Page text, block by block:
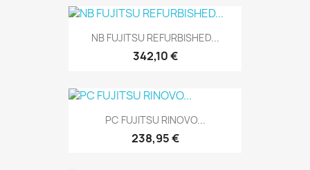
NB FUJITSU REFURBISHED...
342,10 €
PC FUJITSU RINOVO...
238,95 €